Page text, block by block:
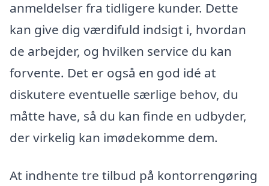
anmeldelser fra tidligere kunder. Dette
kan give dig værdifuld indsigt i, hvordan
de arbejder, og hvilken service du kan
forvente. Det er også en god idé at
diskutere eventuelle særlige behov, du
måtte have, så du kan finde en udbyder,
der virkelig kan imødekomme dem.
At indhente tre tilbud på kontorrengøring